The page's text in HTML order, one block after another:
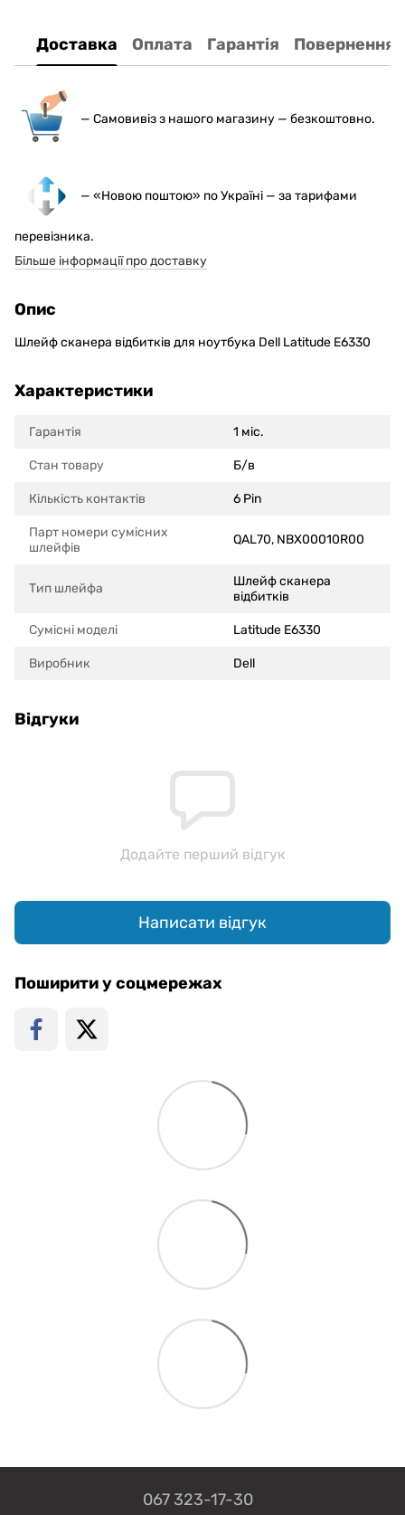
Доставка Оплата Гарантія Повернення
— Самовивіз з нашого магазину — безкоштовно.
— «Новою поштою» по Україні — за тарифами
перевізника.
Більше інформації про доставку
Опис
Шлейф сканера відбитків для ноутбука Dell Latitude E6330
Характеристики
Гарантія 1 міс.
Стан товару Б/в
Кількість контактів 6 Pin
Парт номери сумісних
шлейфів
QAL70, NBX00010R00
Тип шлейфа
Шлейф сканера
відбитків
Сумісні моделi Latitude E6330
Виробник Dell
Відгуки
Додайте перший відгук
Написати відгук
Поширити у соцмережах
067 323-17-30